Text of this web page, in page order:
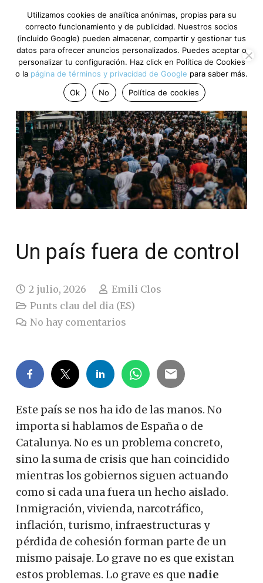
Un país fuera de control
2 julio, 2026
Emili Clos
Punts clau del dia (ES)
No hay comentarios
Este país se nos ha ido de las manos. No
importa si hablamos de España o de
Catalunya. No es un problema concreto,
sino la suma de crisis que han coincidido
mientras los gobiernos siguen actuando
como si cada una fuera un hecho aislado.
Inmigración, vivienda, narcotráfico,
inflación, turismo, infraestructuras y
pérdida de cohesión forman parte de un
mismo paisaje. Lo grave no es que existan
estos problemas. Lo grave es que nadie
Utilizamos cookies de analítica anónimas, propias para su
correcto funcionamiento y de publicidad. Nuestros socios
(incluido Google) pueden almacenar, compartir y gestionar tus
datos para ofrecer anuncios personalizados. Puedes aceptar o
personalizar tu configuración. Haz click en Política de Cookies
o la página de términos y privacidad de Google para saber más.
Ok
No Política de cookies